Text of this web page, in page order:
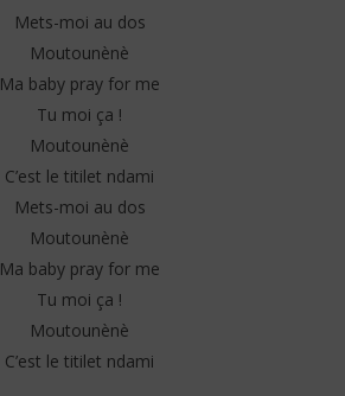
Mets-moi au dos
Moutounènè
Ma baby pray for me
Tu moi ça !
Moutounènè
C’est le titilet ndami
Mets-moi au dos
Moutounènè
Ma baby pray for me
Tu moi ça !
Moutounènè
C’est le titilet ndami